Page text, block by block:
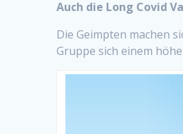
Auch die Long Covid
Die Geimpten machen
Gruppe sich einem